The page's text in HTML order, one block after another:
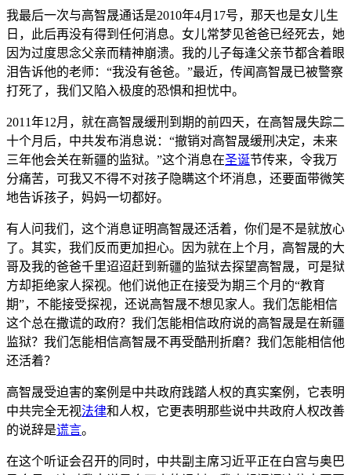
我最后一次与高智晟通话是2010年4月17号，那天也是女儿生
日，此后再没有得到任何消息。女儿常梦见爸爸已经死去，她
因为过度思念父亲而精神崩溃。我的儿子每逢父亲节都含着眼
泪告诉他的老师：“我没有爸爸。”最近，传闻高智晟已被警察
打死了，我们又陷入极度的恐惧和担忧中。
2011年12月，就在高智晟缓刑到期的前四天，在高智晟失踪二
十个月后，中共发布消息说：“撤销对高智晟缓刑决定，未来
三年他会关在新疆的监狱。”这个消息在圣诞节传来，令我万
分痛苦，可我又不得不对孩子隐瞒这个坏消息，还要面带微笑
地告诉孩子，妈妈一切都好。
有人问我们，这个消息证明高智晟还活着，你们是不是就放心
了。其实，我们反而更加担心。因为就在上个月，高智晟的大
哥及我的爸爸千里迢迢赶到新疆的监狱去探望高智晟，可是狱
方却拒绝家人探视。他们说他正在接受为期三个月的“教育
期”，不能接受探视，还说高智晟不想见家人。我们怎能相信
这个总在撒谎的政府？我们怎能相信政府说的高智晟是在新疆
监狱？我们怎能相信高智晟不再受酷刑折磨？我们怎能相信他
还活着？
高智晟受迫害的案例是中共政府践踏人权的真实案例，它表明
中共完全无视法律和人权，它更表明那些说中共政府人权改善
的说辞是谎言。
在这个听证会召开的同时，中共副主席习近平正在白宫与奥巴